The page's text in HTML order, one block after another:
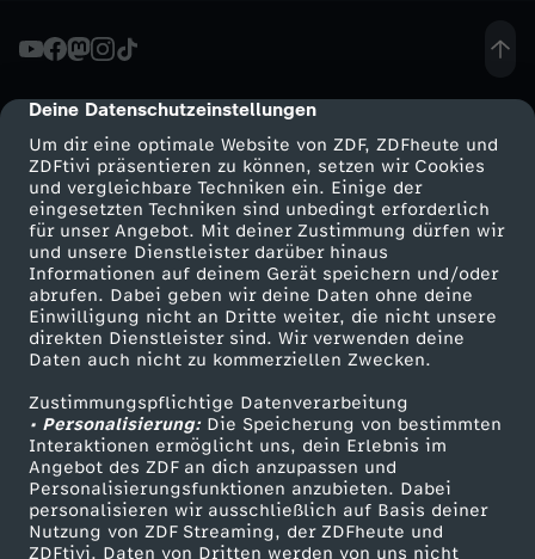
cmp-dialog-description
Deine Datenschutzeinstellungen
Um dir eine optimale Website von ZDF, ZDFheute und
ZDFtivi präsentieren zu können, setzen wir Cookies
und vergleichbare Techniken ein. Einige der
eingesetzten Techniken sind unbedingt erforderlich
für unser Angebot. Mit deiner Zustimmung dürfen wir
und unsere Dienstleister darüber hinaus
Informationen auf deinem Gerät speichern und/oder
abrufen. Dabei geben wir deine Daten ohne deine
Einwilligung nicht an Dritte weiter, die nicht unsere
direkten Dienstleister sind. Wir verwenden deine
Daten auch nicht zu kommerziellen Zwecken.
Zustimmungspflichtige Datenverarbeitung
• Personalisierung:Die Speicherung von bestimmten
Interaktionen ermöglicht uns, dein Erlebnis im
Angebot des ZDF an dich anzupassen und
Personalisierungsfunktionen anzubieten. Dabei
personalisieren wir ausschließlich auf Basis deiner
Nutzung von ZDF Streaming, der ZDFheute und
ZDFtivi. Daten von Dritten werden von uns nicht
n
e
r
E
c
k
e
r
t
Mehr ZDF
ZDF-Apps
Smart TV
ZDFtext
Livestreams
Sendungen A-Z
TV-Programm
Service
ZDFmitreden
Kontakt zum ZDF
Tickets
Zuschauerservice
Hilfe